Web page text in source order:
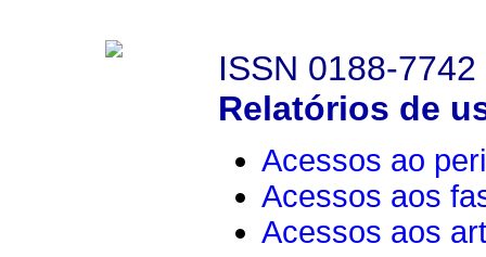
ISSN 0188-7742
Relatórios de
Acessos ao
Acessos aos
Acessos aos